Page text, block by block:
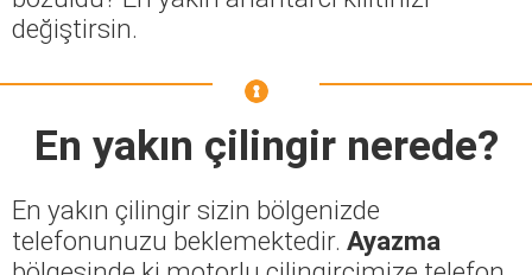
değiştirsin.
En yakın çilingir nerede?
En yakın çilingir sizin bölgenizde
telefonunuzu beklemektedir. Ayazma